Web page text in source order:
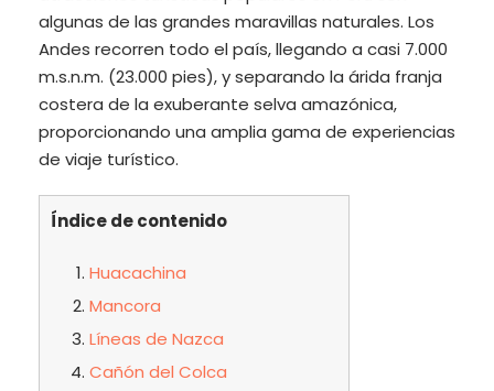
algunas de las grandes maravillas naturales. Los
Andes recorren todo el país, llegando a casi 7.000
m.s.n.m. (23.000 pies), y separando la árida franja
costera de la exuberante selva amazónica,
proporcionando una amplia gama de experiencias
de viaje turístico.
Índice de contenido
Huacachina
Mancora
Líneas de Nazca
Cañón del Colca